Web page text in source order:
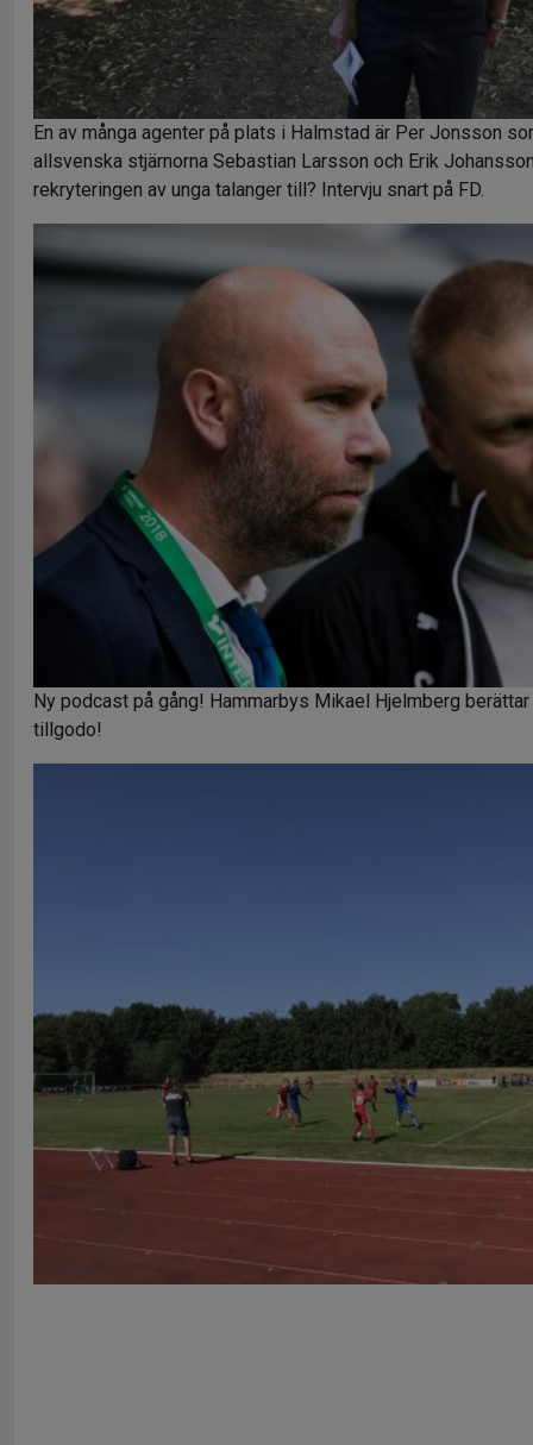
En av många agenter på plats i Halmstad är Per Jonsson
allsvenska stjärnorna Sebastian Larsson och Erik
rekryteringen av unga talanger till? Intervju snart på FD.
Ny podcast på gång! Hammarbys Mikael Hjelmberg
tillgodo!